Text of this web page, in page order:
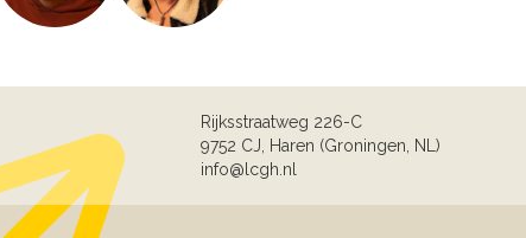
Rijksstraatweg 226-C
9752 CJ, Haren (Groningen, NL)
info@lcgh.nl